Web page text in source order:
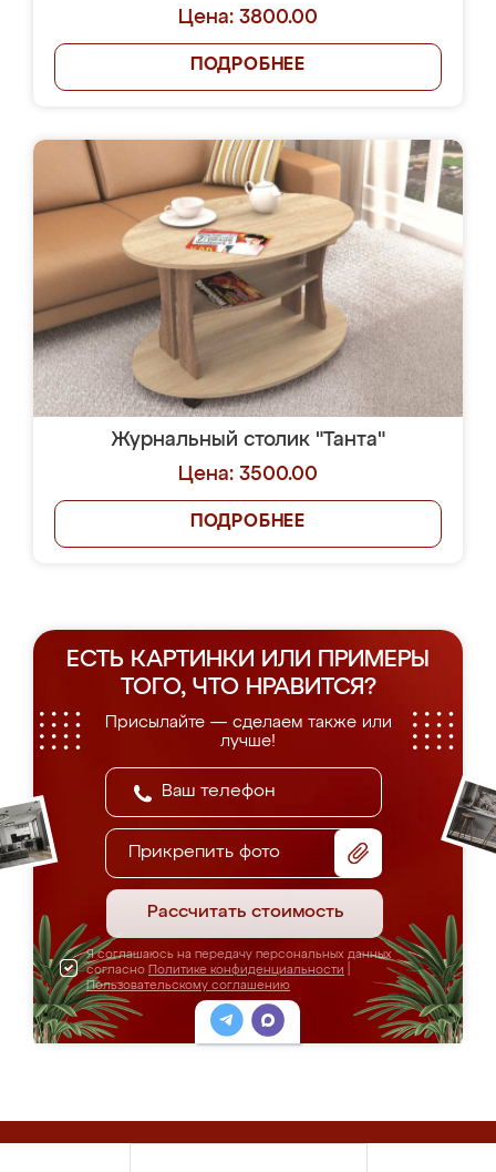
Цена: 3800.00
ПОДРОБНЕЕ
Журнальный столик "Танта"
Цена: 3500.00
ПОДРОБНЕЕ
ЕСТЬ КАРТИНКИ ИЛИ ПРИМЕРЫ
ТОГО, ЧТО НРАВИТСЯ?
Присылайте — сделаем также или
лучше!
Прикрепить фото
Рассчитать стоимость
Я соглашаюсь на передачу персональных данных
согласно Политике конфиденциальности
Пользовательскому соглашению